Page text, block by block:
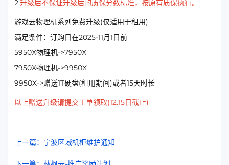
2.升级后不保证升级后的质保分数标准，按原有质保执行。
游戏云物理机系列免费升级(仅适用于租用)
满足条件：订购日在2025-11月1日前
5950X物理机->7950X
7950X物理机->9950X
9950X->赠送1T硬盘(租用期间)或者15天时长
以上赠送升级请提交工单领取(12.15日截止)
上一篇：宁波区域机柜维护通知